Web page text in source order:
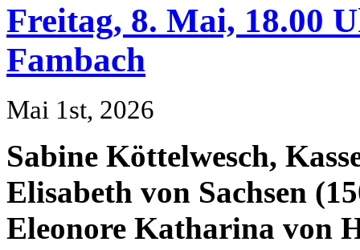
Freitag, 8. Mai, 18.00
Fambach
Mai 1st, 2026
Sabine Köttelwesch,
Elisabeth von Sachsen
Eleonore Katharina von